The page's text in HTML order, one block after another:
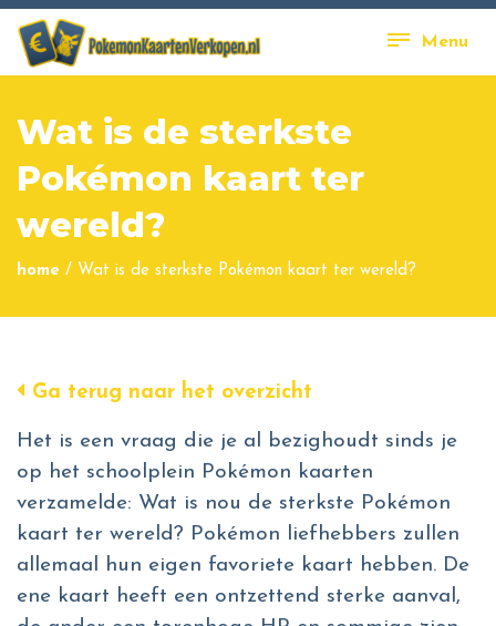
Menu
Wat is de sterkste
Pokémon kaart ter
wereld?
home / Wat is de sterkste Pokémon kaart ter wereld?
Ga terug naar het overzicht
Het is een vraag die je al bezighoudt sinds je
op het schoolplein Pokémon kaarten
verzamelde: Wat is nou de sterkste Pokémon
kaart ter wereld? Pokémon liefhebbers zullen
allemaal hun eigen favoriete kaart hebben. De
ene kaart heeft een ontzettend sterke aanval,